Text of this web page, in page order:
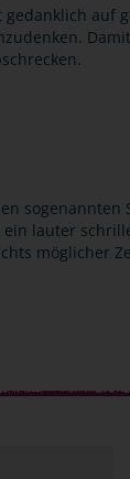
auf
sogenannten
lauter
möglicher